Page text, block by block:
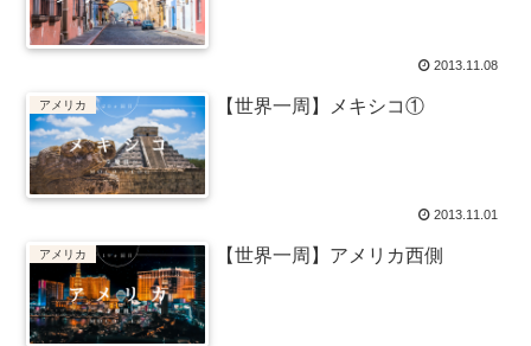
2013.11.08
アメリカ 【世界一周】メキシコ①
2013.11.01
アメリカ 【世界一周】アメリカ西側